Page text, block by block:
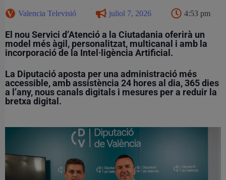
Valencia Televisió juliol 7, 2026 4:53 pm
El nou Servici d’Atenció a la Ciutadania oferirà un
model més àgil, personalitzat, multicanal i amb la
incorporació de la Intel·ligència Artificial.
La Diputació aposta per una administració més
accessible, amb assistència 24 hores al dia, 365 dies
a l’any, nous canals digitals i mesures per a reduir la
bretxa digital.